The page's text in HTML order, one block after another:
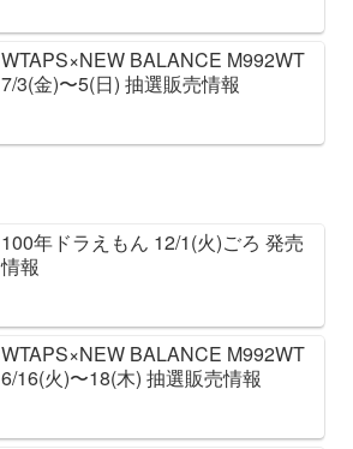
WTAPS×NEW BALANCE M992WT
7/3(金)〜5(日) 抽選販売情報
100年ドラえもん 12/1(火)ごろ 発売
情報
WTAPS×NEW BALANCE M992WT
6/16(火)〜18(木) 抽選販売情報